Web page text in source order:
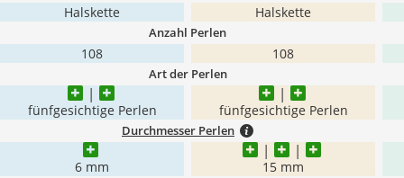
Halskette Halskette
Anzahl Perlen
108 108
Art der Perlen
fünfgesichtige Perlen fünfgesichtige Perlen
Durchmesser Perlen
6 mm 15 mm